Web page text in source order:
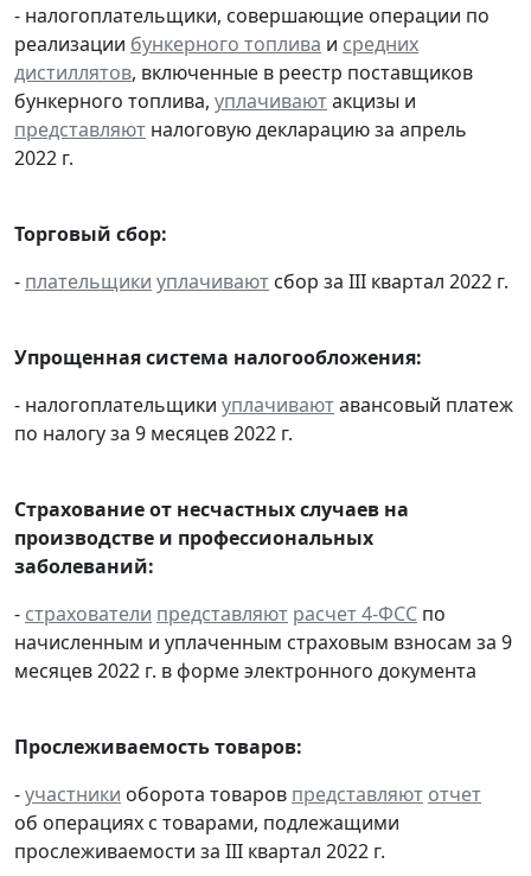
- налогоплательщики, совершающие операции по
реализации бункерного топлива и средних
дистиллятов, включенные в реестр поставщиков
бункерного топлива, уплачиваютакцизы и
представляют налоговую декларацию за апрель
2022 г.
Торговый сбор:
- плательщики уплачивают сбор за III квартал 2022 г.
Упрощенная система налогообложения:
- налогоплательщики уплачиваютавансовый платеж
по налогу за 9 месяцев 2022 г.
Страхование от несчастных случаев на
производстве и профессиональных
заболеваний:
- страхователи представляют расчет 4-ФСС по
начисленным и уплаченным страховым взносам за 9
месяцев 2022 г. в форме электронного документа
Прослеживаемость товаров:
-участники оборота товаров представляют отчет
об операциях с товарами, подлежащими
прослеживаемости за III квартал 2022 г.